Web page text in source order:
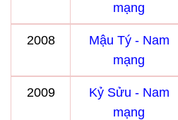
mạng
2008
Mậu Tý - Nam
mạng
2009
Kỷ Sửu - Nam
mạng